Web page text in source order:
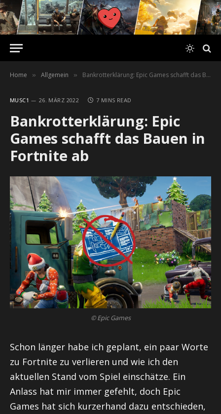
Home » Allgemein » Bankrotterklärung: Epic Games schafft das Bauen in Fortnite ab
MUSC1 26. MÄRZ 2022 7 MINS READ
Bankrotterklärung: Epic
Games schafft das Bauen in
Fortnite ab
© Epic Games
Schon länger habe ich geplant, ein paar Worte
zu Fortnite zu verlieren und wie ich den
aktuellen Stand vom Spiel einschätze. Ein
Anlass hat mir immer gefehlt, doch Epic
Games hat sich kurzerhand dazu entschieden,